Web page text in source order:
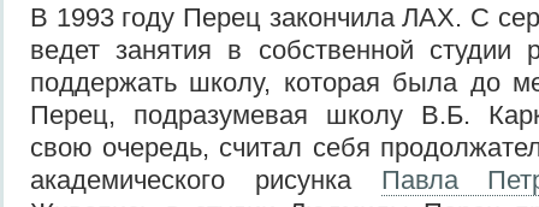
В 1993 году Перец закончила ЛАХ. С
ведет занятия в собственной студии
поддержать школу, которая была до
Перец, подразумевая школу В.Б.
свою очередь, считал себя
академического рисунка Павла